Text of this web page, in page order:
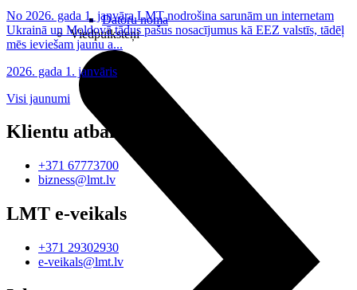
Datoru noma
Viedpulksteņi
No 2026. gada 1. janvāra LMT nodrošina sarunām un internetam
Ukrainā un Moldovā tādus pašus nosacījumus kā EEZ valstīs, tādēļ
mēs ieviešam jaunu a...
2026. gada 1. janvāris
Visi jaunumi
Klientu atbalsts
+371 67773700
bizness@lmt.lv
LMT e-veikals
+371 29302930
e-veikals@lmt.lv